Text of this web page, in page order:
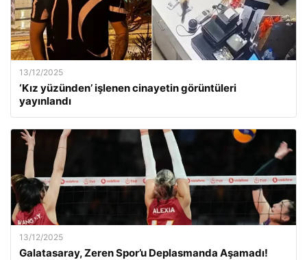
13/12/2025
‘Kız yüzünden’ işlenen cinayetin görüntüleri
yayınlandı
13/12/2025
Galatasaray, Zeren Spor’u Deplasmanda Aşamadı!